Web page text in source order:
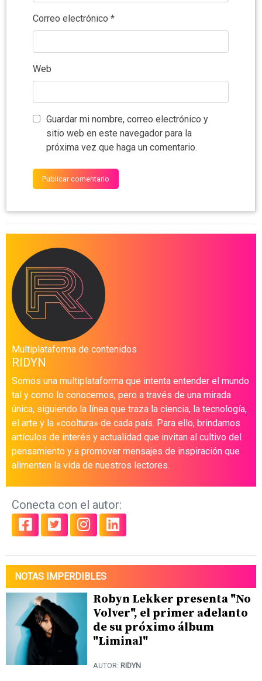
Correo electrónico *
Web
Guardar mi nombre, correo electrónico y
sitio web en este navegador para la
próxima vez que haga un comentario.
Multiplataforma de contenidos
RIDYN
Somos una multiplataforma que intenta entender el mundo
tal y como lo conocemos, pero a través de una mirada
única, siguiendo la línea que traza la ciencia, la tecnología,
el arte y la «cooltura» de cada país. Para ello, brindamos
artículos de interés y actualidad que invitan al cultivo del
pensamiento y a promover mensajes de inspiración que
alimenten la vida de nuestros lectores.
Conecta con el autor:
NOTAS IMPERDIBLES
Robyn Lekker presenta "No
Volver", el primer adelanto
de su próximo álbum
"Liminal"
AUTOR:RIDYN